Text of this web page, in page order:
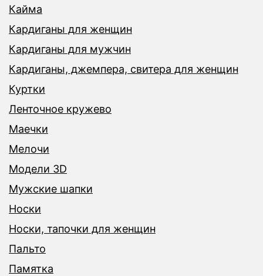
Кайма
Кардиганы для женщин
Кардиганы для мужчин
Кардиганы, джемпера, свитера для женщин
Куртки
Ленточное кружево
Маечки
Мелочи
Модели 3D
Мужские шапки
Носки
Носки, тапочки для женщин
Пальто
Памятка